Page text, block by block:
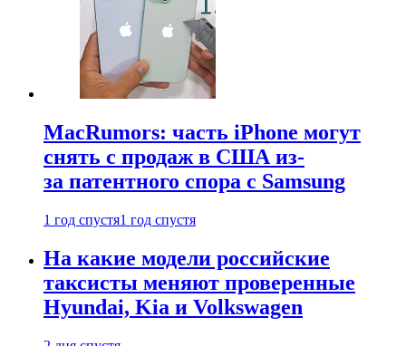
MacRumors: часть iPhone могут
снять с продаж в США из-
за патентного спора с Samsung
1 год спустя1 год спустя
На какие модели российские
таксисты меняют проверенные
Hyundai, Kia и Volkswagen